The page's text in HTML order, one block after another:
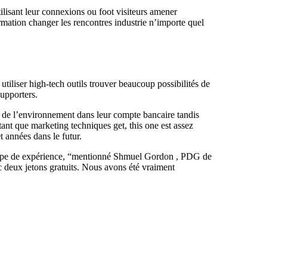
leur connexions ou foot visiteurs amener
changer les rencontres industrie n’importe quel
high-tech outils trouver beaucoup possibilités de
l’environnement dans leur compte bancaire tandis
que marketing techniques get, this one est assez
dans le futur.
de expérience, “mentionné Shmuel Gordon , PDG de
jetons gratuits. Nous avons été vraiment